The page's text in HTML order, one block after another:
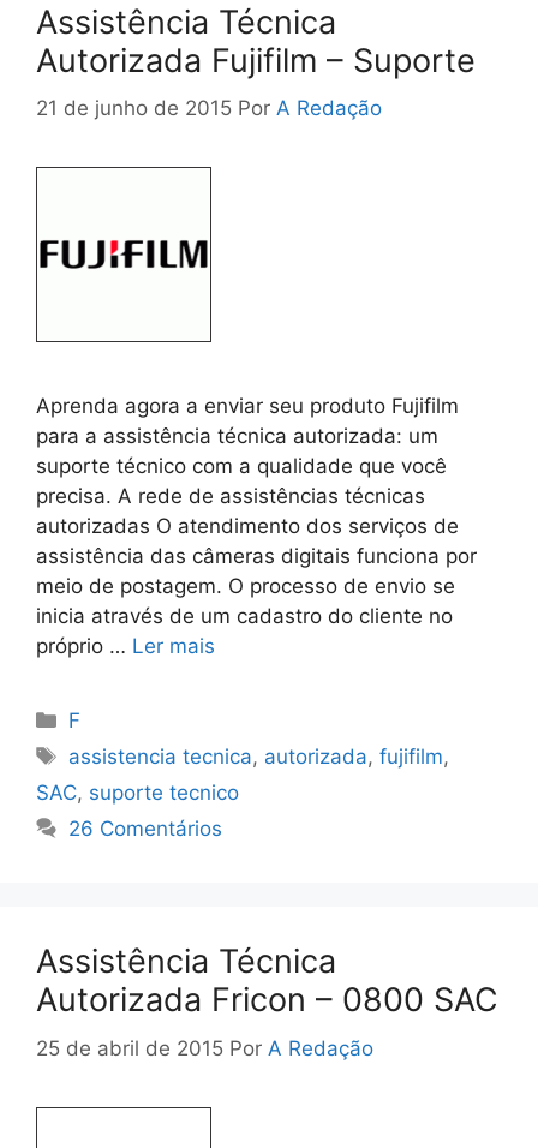
Assistência Técnica
Autorizada Fujifilm – Suporte
21 de junho de 2015 Por A Redação
Aprenda agora a enviar seu produto Fujifilm
para a assistência técnica autorizada: um
suporte técnico com a qualidade que você
precisa. A rede de assistências técnicas
autorizadas O atendimento dos serviços de
assistência das câmeras digitais funciona por
meio de postagem. O processo de envio se
inicia através de um cadastro do cliente no
próprio … Ler mais
Categorias
F
Tags
assistencia tecnica, autorizada,fujifilm,
SAC, suporte tecnico
26 Comentários
Assistência Técnica
Autorizada Fricon – 0800 SAC
25 de abril de 2015 Por A Redação